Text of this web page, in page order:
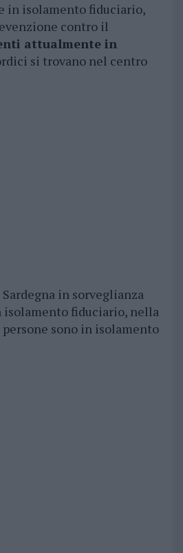
in isolamento fiduciario,
contro il
attualmente in
si trovano nel centro
in sorveglianza
isolamento fiduciario, nella
sono in isolamento